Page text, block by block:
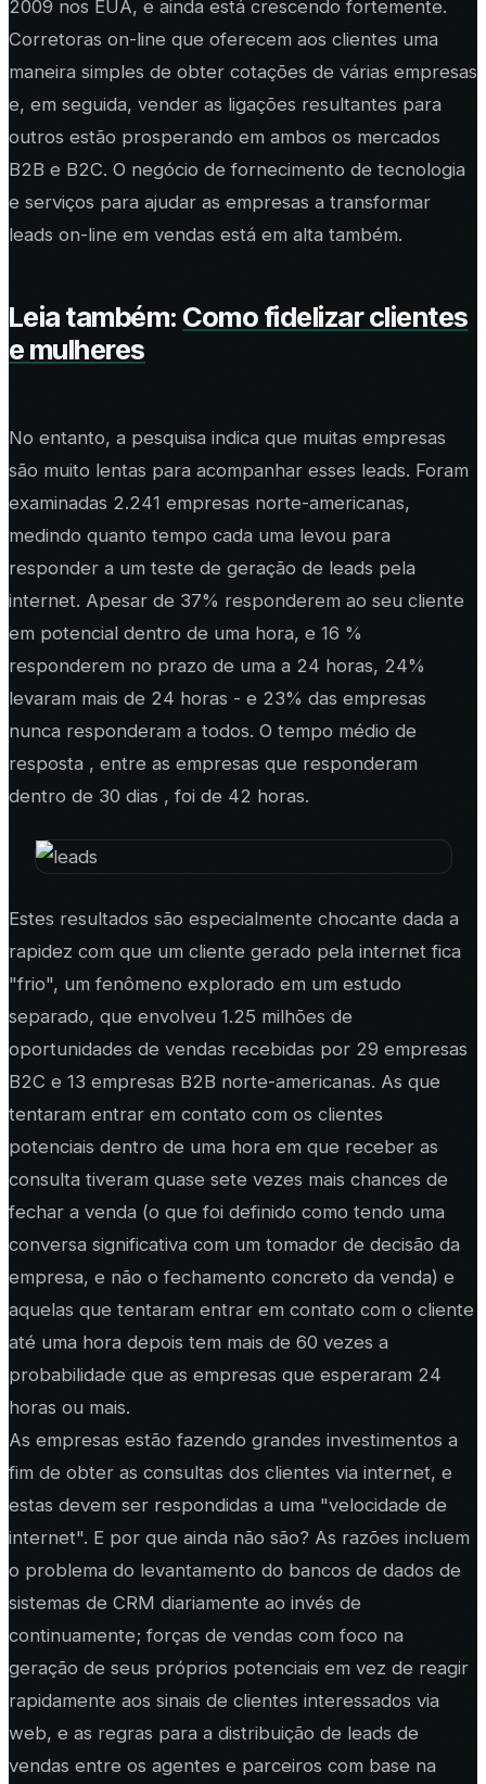
2009 nos EUA, e ainda está crescendo fortemente.
Corretoras on-line que oferecem aos clientes uma
maneira simples de obter cotações de várias empresas
e, em seguida, vender as ligações resultantes para
outros estão prosperando em ambos os mercados
B2B e B2C. O negócio de fornecimento de tecnologia
e serviços para ajudar as empresas a transformar
leads on-line em vendas está em alta também.
Leia também: Como fidelizar clientes
e mulheres
No entanto, a pesquisa indica que muitas empresas
são muito lentas para acompanhar esses leads. Foram
examinadas 2.241 empresas norte-americanas,
medindo quanto tempo cada uma levou para
responder a um teste de geração de leads pela
internet. Apesar de 37% responderem ao seu cliente
em potencial dentro de uma hora, e 16 %
responderem no prazo de uma a 24 horas, 24%
levaram mais de 24 horas - e 23% das empresas
nunca responderam a todos. O tempo médio de
resposta , entre as empresas que responderam
dentro de 30 dias , foi de 42 horas.
Estes resultados são especialmente chocante dada a
rapidez com que um cliente gerado pela internet fica
"frio", um fenômeno explorado em um estudo
separado, que envolveu 1.25 milhões de
oportunidades de vendas recebidas por 29 empresas
B2C e 13 empresas B2B norte-americanas. As que
tentaram entrar em contato com os clientes
potenciais dentro de uma hora em que receber as
consulta tiveram quase sete vezes mais chances de
fechar a venda (o que foi definido como tendo uma
conversa significativa com um tomador de decisão da
empresa, e não o fechamento concreto da venda) e
aquelas que tentaram entrar em contato com o cliente
até uma hora depois tem mais de 60 vezes a
probabilidade que as empresas que esperaram 24
horas ou mais.
As empresas estão fazendo grandes investimentos a
fim de obter as consultas dos clientes via internet, e
estas devem ser respondidas a uma "velocidade de
internet". E por que ainda não são? As razões incluem
o problema do levantamento do bancos de dados de
sistemas de CRM diariamente ao invés de
continuamente; forças de vendas com foco na
geração de seus próprios potenciais em vez de reagir
rapidamente aos sinais de clientes interessados via
web, e as regras para a distribuição de leads de
vendas entre os agentes e parceiros com base na